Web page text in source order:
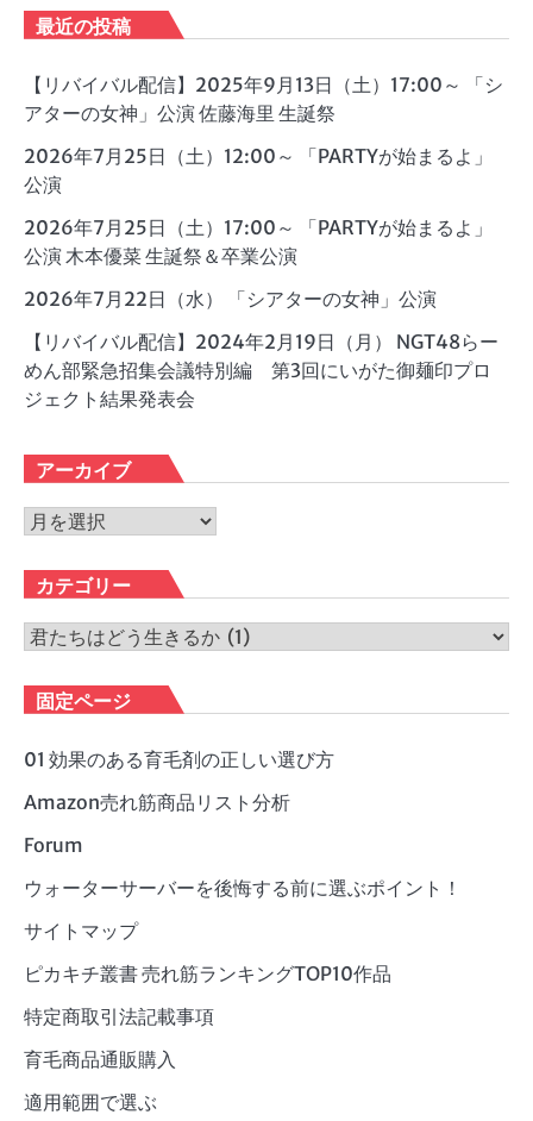
最近の投稿
【リバイバル配信】2025年9月13日（土）17:00～ 「シ
アターの女神」公演 佐藤海里 生誕祭
2026年7月25日（土）12:00～ 「PARTYが始まるよ」
公演
2026年7月25日（土）17:00～ 「PARTYが始まるよ」
公演 木本優菜 生誕祭＆卒業公演
2026年7月22日（水） 「シアターの女神」公演
【リバイバル配信】2024年2月19日（月） NGT48らー
めん部緊急招集会議特別編 第3回にいがた御麺印プロ
ジェクト結果発表会
アーカイブ
ア
カ
イ
ブ
カテゴリー
カ
ゴ
リ
ー
固定ページ
01 効果のある育毛剤の正しい選び方
Amazon売れ筋商品リスト分析
Forum
ウォーターサーバーを後悔する前に選ぶポイント！
サイトマップ
ピカキチ叢書 売れ筋ランキングTOP10作品
特定商取引法記載事項
育毛商品通販購入
適用範囲で選ぶ